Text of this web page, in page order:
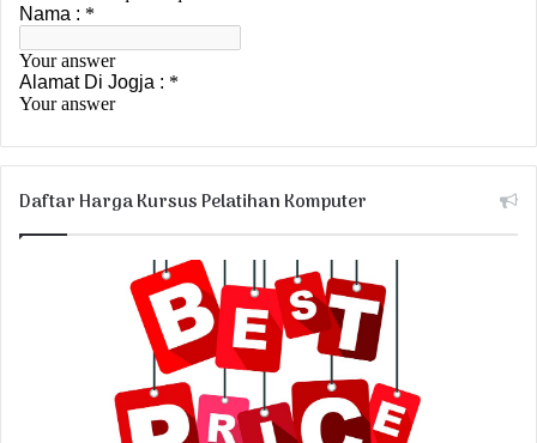
Daftar Harga Kursus Pelatihan Komputer